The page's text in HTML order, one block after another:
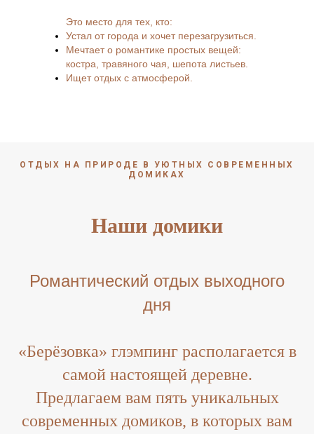
Это место для тех, кто:
Устал от города и хочет перезагрузиться.
Мечтает о романтике простых вещей:
костра, травяного чая, шепота листьев.
Ищет отдых с атмосферой.
ОТДЫХ НА ПРИРОДЕ В УЮТНЫХ СОВРЕМЕННЫХ
ДОМИКАХ
Наши домики
Романтический отдых выходного
дня
«Берёзовка» глэмпинг располагается в
самой настоящей деревне.
Предлагаем вам пять уникальных
современных домиков, в которых вам